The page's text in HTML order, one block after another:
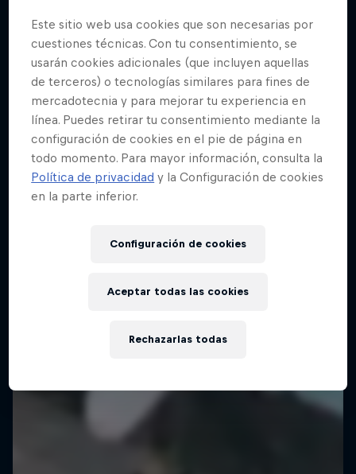
Este sitio web usa cookies que son necesarias por
cuestiones técnicas. Con tu consentimiento, se
usarán cookies adicionales (que incluyen aquellas
de terceros) o tecnologías similares para fines de
mercadotecnia y para mejorar tu experiencia en
línea. Puedes retirar tu consentimiento mediante la
configuración de cookies en el pie de página en
todo momento. Para mayor información, consulta la
Política de privacidad y la Configuración de cookies
en la parte inferior.
Configuración de cookies
Rechazarlas todas
Aceptar todas las cookies